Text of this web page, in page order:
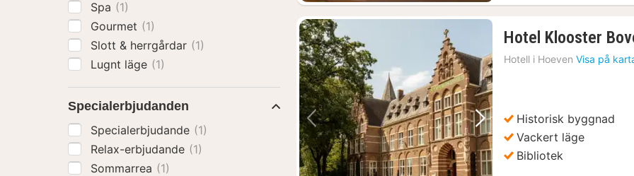
Föregående bild Nästa bild
Hotel Klooster
Hotell i Hoeven Visa på
Historisk byggnad
Vackert läge
Bibliotek
Spa (1)
Gourmet (1)
Slott & herrgårdar (1)
Lugnt läge (1)
Specialerbjudanden
Specialerbjudande (1)
Relax-erbjudande (1)
Sommarrea (1)